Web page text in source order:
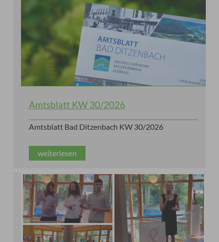
Amtsblatt KW 30/2026
Amtsblatt Bad Ditzenbach KW 30/2026
weiterlesen